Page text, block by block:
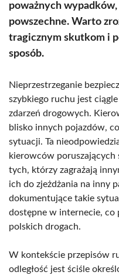
poważnych
powszechne. Warto
tragicznym skutkom i
sposób.
Nieprzestrzeganie
szybkiego ruchu jest
zdarzeń drogowych.
blisko innych pojazdów,
sytuacji. Ta
kierowców poruszających
tych, którzy zagrażają
ich do zjeżdżania na inny
dokumentujące takie
dostępne w internecie, co
polskich drogach.
W kontekście przepisów
odległość jest ściśle